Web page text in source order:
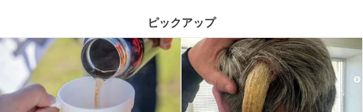
ピックアップ
記事を読む